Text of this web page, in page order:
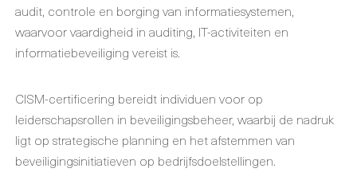
audit, controle en borging van informatiesystemen,
waarvoor vaardigheid in auditing, IT-activiteiten en
informatiebeveiliging vereist is.
CISM-certificering bereidt individuen voor op
leiderschapsrollen in beveiligingsbeheer, waarbij de nadruk
ligt op strategische planning en het afstemmen van
beveiligingsinitiatieven op bedrijfsdoelstellingen.